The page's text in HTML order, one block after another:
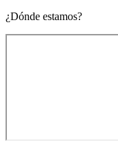
¿Dónde estamos?